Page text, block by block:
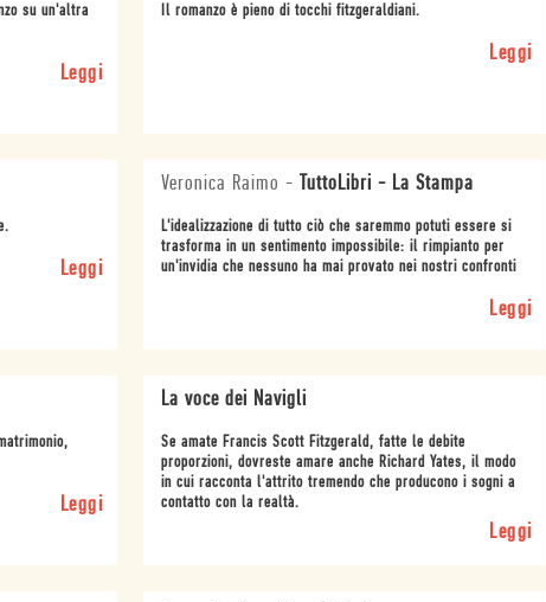
su un'altra
Leggi
Il romanzo è pieno di tocchi fitzgeraldiani.
Leggi
Leggi
Veronica Raimo - TuttoLibri - La Stampa
L'idealizzazione di tutto ciò che saremmo potuti essere si
trasforma in un sentimento impossibile: il rimpianto per
un'invidia che nessuno ha mai provato nei nostri confronti
Leggi
Leggi
La voce dei Navigli
Se amate Francis Scott Fitzgerald, fatte le debite
proporzioni, dovreste amare anche Richard Yates, il modo
in cui racconta l'attrito tremendo che producono i sogni a
contatto con la realtà.
Leggi